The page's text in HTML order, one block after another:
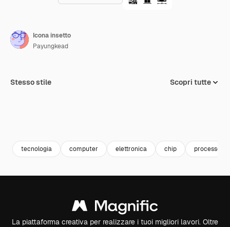
Icona insetto
Payungkead
Stesso stile Scopri tutte
tecnologia computer elettronica chip processore
La piattaforma creativa per realizzare i tuoi migliori lavori. Oltre